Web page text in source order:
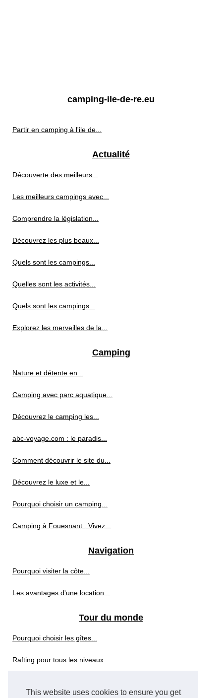
This website uses cookies to ensure you get
camping-ile-de-re.eu
Partir en camping à l'ile de...
Actualité
Découverte des meilleurs...
Les meilleurs campings avec...
Comprendre la législation...
Découvrez les plus beaux...
Quels sont les campings...
Quelles sont les activités...
Quels sont les campings...
Explorez les merveilles de la...
Camping
Nature et détente en...
Camping avec parc aquatique...
Découvrez le camping les...
abc-voyage.com : le paradis...
Comment découvrir le site du...
Découvrez le luxe et le...
Pourquoi choisir un camping...
Camping à Fouesnant : Vivez...
Navigation
Pourquoi visiter la côte...
Les avantages d'une location...
Tour du monde
Pourquoi choisir les gîtes...
Rafting pour tous les niveaux...